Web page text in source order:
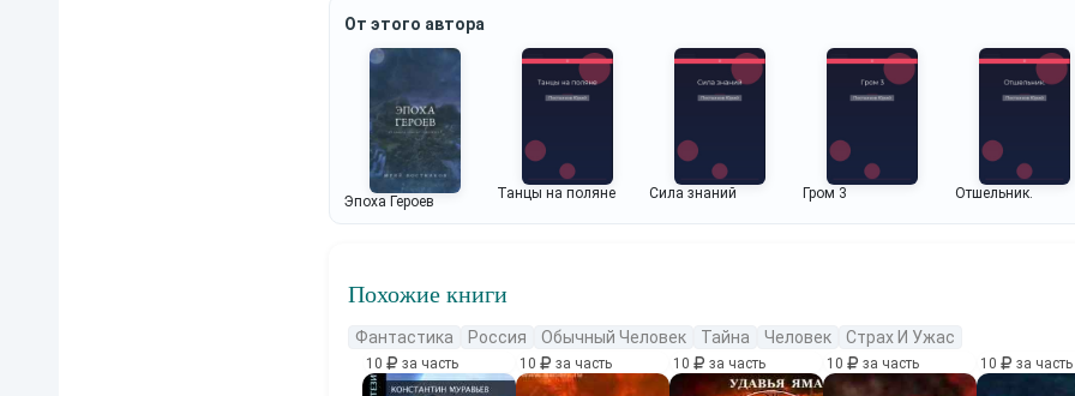
От этого автора
Эпоха Героев
Танцы на поляне Сила знаний Гром 3 Отшельник.
Похожие книги
Фантастика Россия Обычный Человек Тайна Человек Страх И Ужас
10 за часть 10 за часть 10 за часть 10 за часть 10 за часть